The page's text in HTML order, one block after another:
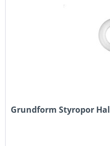
Grundform Styropor